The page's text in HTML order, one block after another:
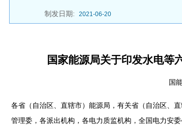
制发日期: 2021-06-20
国家能源局关于印发水电等
国
各省（自治区、直辖市）能源局，有关省（自治区、
管理委，各派出机构，各电力质监机构，全国电力安委